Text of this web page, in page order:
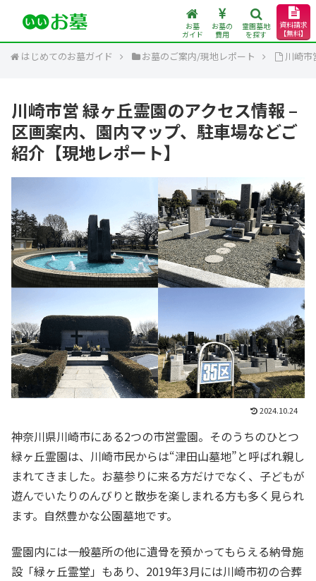
お墓
ガイド
お墓の
費用
霊園墓地
を探す
資料請求
【無料】
はじめてのお墓ガイド お墓のご案内/現地レポート 川崎市
川崎市営 緑ヶ丘霊園のアクセス情報 –
区画案内、園内マップ、駐車場などご
紹介【現地レポート】
2024.10.24
神奈川県川崎市にある2つの市営霊園。そのうちのひとつ
緑ヶ丘霊園は、川崎市民からは“津田山墓地”と呼ばれ親し
まれてきました。お墓参りに来る方だけでなく、子どもが
遊んでいたりのんびりと散歩を楽しまれる方も多く見られ
ます。自然豊かな公園墓地です。
霊園内には一般墓所の他に遺骨を預かってもらえる納骨施
設「緑ヶ丘霊堂」もあり、2019年3月には川崎市初の合葬